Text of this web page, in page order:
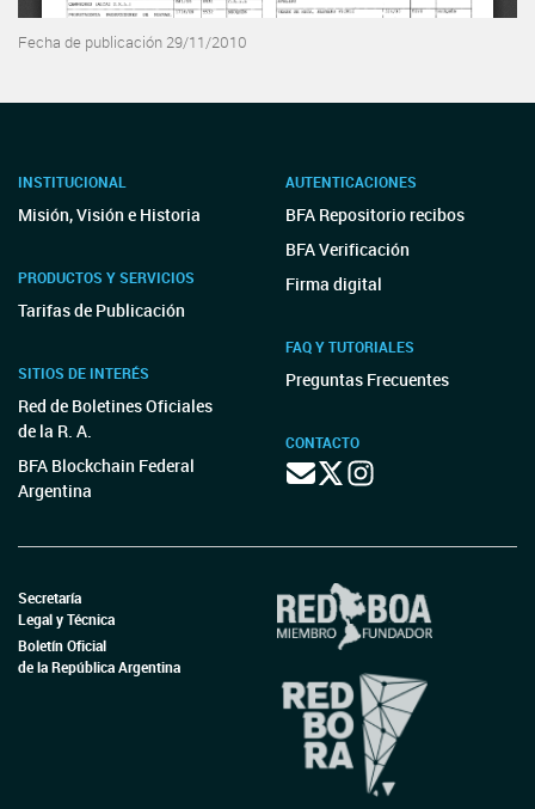
Fecha de publicación 29/11/2010
INSTITUCIONAL
Misión, Visión e Historia
PRODUCTOS Y SERVICIOS
Tarifas de Publicación
SITIOS DE INTERÉS
Red de Boletines Oficiales
de la R. A.
BFA Blockchain Federal
Argentina
AUTENTICACIONES
BFA Repositorio recibos
BFA Verificación
Firma digital
FAQ Y TUTORIALES
Preguntas Frecuentes
CONTACTO
Secretaría
Legal y Técnica
Boletín Oficial
de la República Argentina